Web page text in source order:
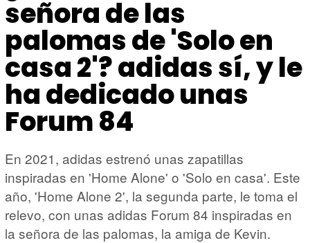
señora de las
palomas de 'Solo en
casa 2'? adidas sí, y le
ha dedicado unas
Forum 84
En 2021, adidas estrenó unas zapatillas
inspiradas en 'Home Alone' o 'Solo en casa'. Este
año, 'Home Alone 2', la segunda parte, le toma el
relevo, con unas adidas Forum 84 inspiradas en
la señora de las palomas, la amiga de Kevin.